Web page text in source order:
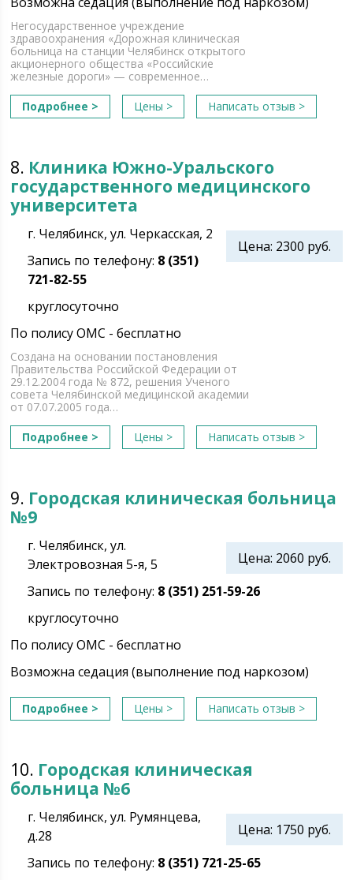
Негосударственное учреждение
здравоохранения «Дорожная клиническая
больница на станции Челябинск открытого
акционерного общества «Российские
железные дороги» — современное…
Подробнее >
Цены > Написать отзыв >
8. Клиника Южно-Уральского
государственного медицинского
университета
Цена: 2300 руб.
г. Челябинск, ул. Черкасская, 2
Запись по телефону: 8 (351)
721-82-55
круглосуточно
По полису ОМС - бесплатно
Создана на основании постановления
Правительства Российской Федерации от
29.12.2004 года № 872, решения Ученого
совета Челябинской медицинской академии
от 07.07.2005 года…
Подробнее >
Цены > Написать отзыв >
9. Городская клиническая больница
№9
Цена: 2060 руб.
г. Челябинск, ул.
Электровозная 5-я, 5
Запись по телефону: 8 (351) 251‑59-26
круглосуточно
По полису ОМС - бесплатно
Возможна седация (выполнение под наркозом)
Подробнее > Цены > Написать отзыв >
10. Городская клиническая
больница №6
Цена: 1750 руб.
г. Челябинск, ул. Румянцева,
д.28
Запись по телефону: 8 (351) 721-25-65